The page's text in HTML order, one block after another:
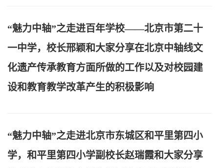
“魅力中轴”之走进百年学校——北京市第二十
一中学，校长邢颖和大家分享在北京中轴线文
化遗产传承教育方面所做的工作以及对校园建
设和教育教学改革产生的积极影响
“魅力中轴”之走进北京市东城区和平里第四小
学，和平里第四小学副校长赵瑞霞和大家分享